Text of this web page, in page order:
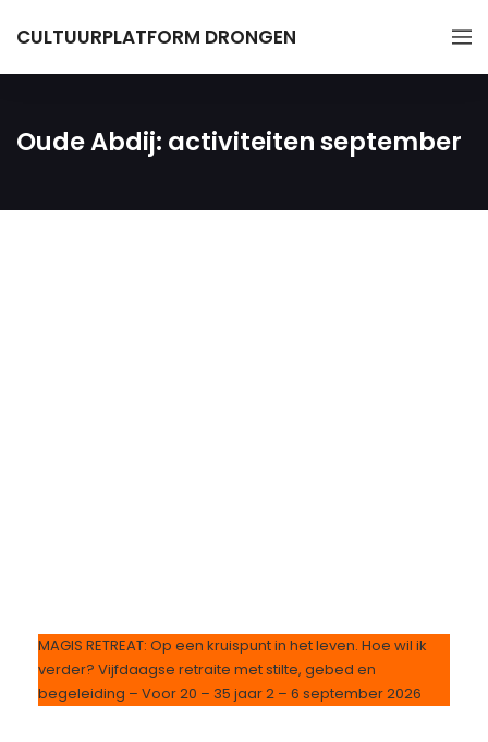
CULTUURPLATFORM DRONGEN
Oude Abdij: activiteiten september
MAGIS RETREAT: Op een kruispunt in het leven. Hoe wil ik
verder? Vijfdaagse retraite met stilte, gebed en
begeleiding – Voor 20 – 35 jaar 2 – 6 september 2026